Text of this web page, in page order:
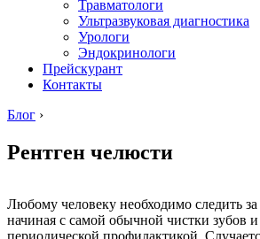
Травматологи
Ультразвуковая диагностика
Урологи
Эндокринологи
Прейскурант
Контакты
Блог ›
Рентген челюсти
Любому человеку необходимо следить
начиная с самой обычной чистки зубов и
периодической профилактикой.